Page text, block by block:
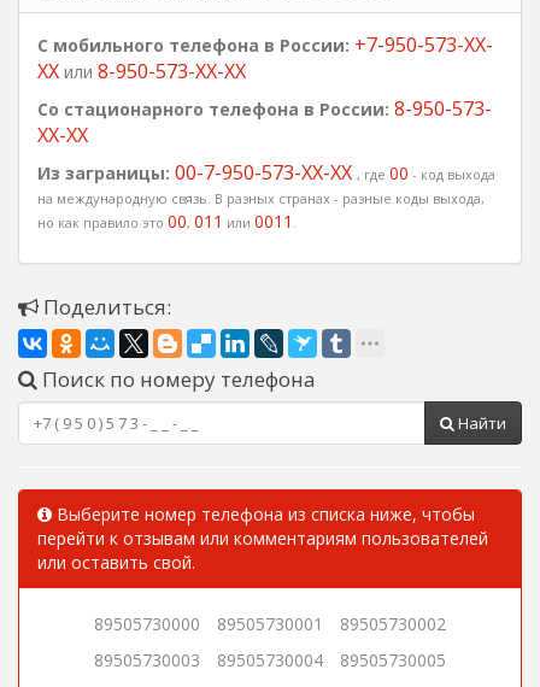
С мобильного телефона в России: +7-950-573-XX-
XX или 8-950-573-XX-XX
Со стационарного телефона в России: 8-950-573-
XX-XX
Из заграницы: 00-7-950-573-XX-XX , где 00 - код выхода
на международную связь. В разных странах - разные коды выхода,
но как правило это 00, 011 или 0011 .
Поделиться:
Поиск по номеру телефона
Найти
Выберите номер телефона из списка ниже, чтобы
перейти к отзывам или комментариям пользователей
или оставить свой.
89505730000 89505730001
89505730002
89505730003
89505730004
89505730005